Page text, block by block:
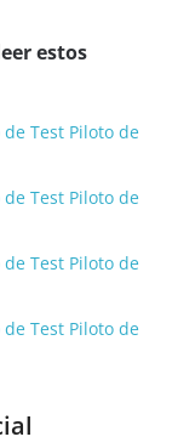
estos
Test Piloto de
Test Piloto de
Test Piloto de
Test Piloto de